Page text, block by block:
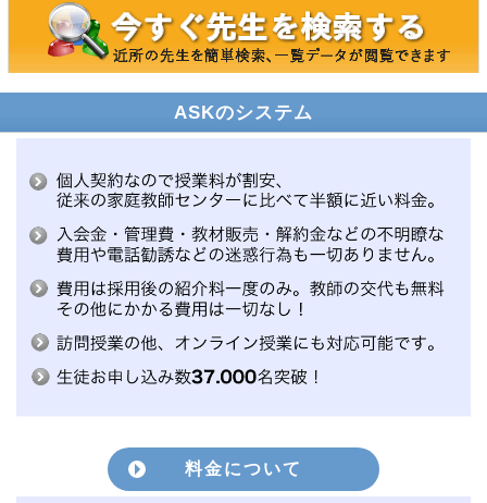
ASKのシステム
料金について